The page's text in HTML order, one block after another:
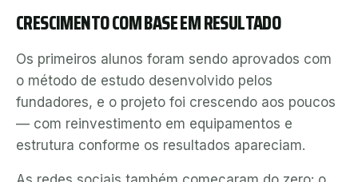
CRESCIMENTO COM BASE EM RESULTADO
Os primeiros alunos foram sendo aprovados com
o método de estudo desenvolvido pelos
fundadores, e o projeto foi crescendo aos poucos
— com reinvestimento em equipamentos e
estrutura conforme os resultados apareciam.